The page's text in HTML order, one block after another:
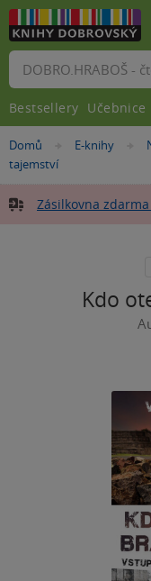
Nacházíte
se
Domů »E-knihy »
tajemství
Zásilkovna
Kdo
Vyhledávání
Bestsellery Učebnice